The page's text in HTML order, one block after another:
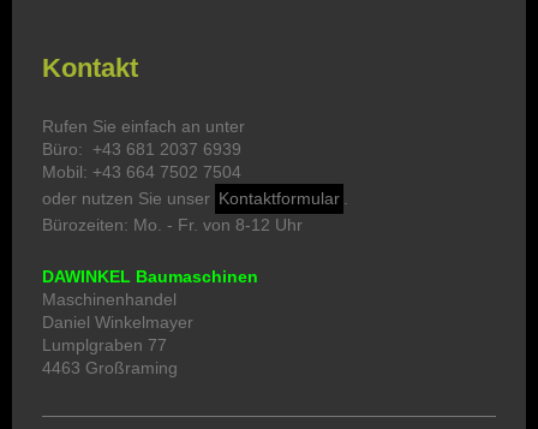
Kontakt
Rufen Sie einfach an unter
Büro: +43 681 2037 6939
Mobil: +43 664 7502 7504
oder nutzen Sie unser Kontaktformular .
Bürozeiten: Mo. - Fr. von 8-12 Uhr
DAWINKEL Baumaschinen
Maschinenhandel
Daniel Winkelmayer
Lumplgraben 77
4463 Großraming